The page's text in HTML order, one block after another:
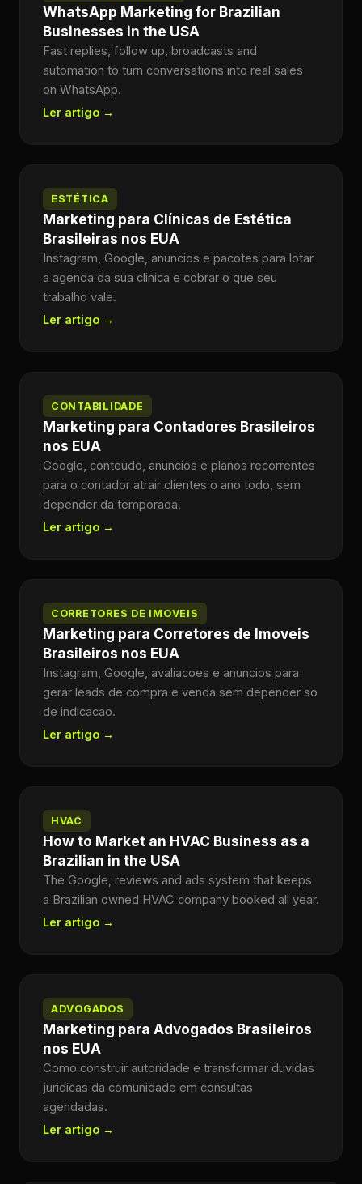
WhatsApp Marketing for Brazilian
Businesses in the USA
Fast replies, follow up, broadcasts and
automation to turn conversations into real sales
on WhatsApp.
Ler artigo →
ESTÉTICA
Marketing para Clínicas de Estética
Brasileiras nos EUA
Instagram, Google, anuncios e pacotes para lotar
a agenda da sua clinica e cobrar o que seu
trabalho vale.
Ler artigo →
CONTABILIDADE
Marketing para Contadores Brasileiros
nos EUA
Google, conteudo, anuncios e planos recorrentes
para o contador atrair clientes o ano todo, sem
depender da temporada.
Ler artigo →
CORRETORES DE IMOVEIS
Marketing para Corretores de Imoveis
Brasileiros nos EUA
Instagram, Google, avaliacoes e anuncios para
gerar leads de compra e venda sem depender so
de indicacao.
Ler artigo →
HVAC
How to Market an HVAC Business as a
Brazilian in the USA
The Google, reviews and ads system that keeps
a Brazilian owned HVAC company booked all year.
Ler artigo →
ADVOGADOS
Marketing para Advogados Brasileiros
nos EUA
Como construir autoridade e transformar duvidas
juridicas da comunidade em consultas
agendadas.
Ler artigo →